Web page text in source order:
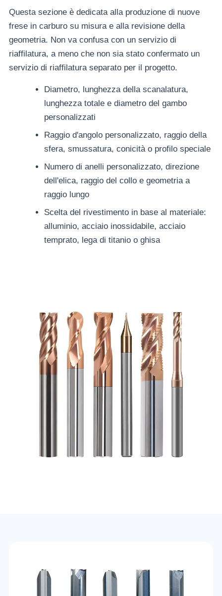
Questa sezione è dedicata alla produzione di nuove
frese in carburo su misura e alla revisione della
geometria. Non va confusa con un servizio di
riaffilatura, a meno che non sia stato confermato un
servizio di riaffilatura separato per il progetto.
Diametro, lunghezza della scanalatura,
lunghezza totale e diametro del gambo
personalizzati
Raggio d'angolo personalizzato, raggio della
sfera, smussatura, conicità o profilo speciale
Numero di anelli personalizzato, direzione
dell'elica, raggio del collo e geometria a
raggio lungo
Scelta del rivestimento in base al materiale:
alluminio, acciaio inossidabile, acciaio
temprato, lega di titanio o ghisa